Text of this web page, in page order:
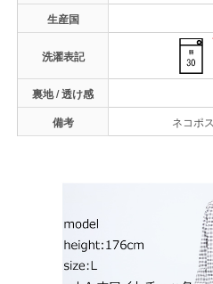
生産国
洗濯表記
裏地 / 透け感
備考 ネコポ